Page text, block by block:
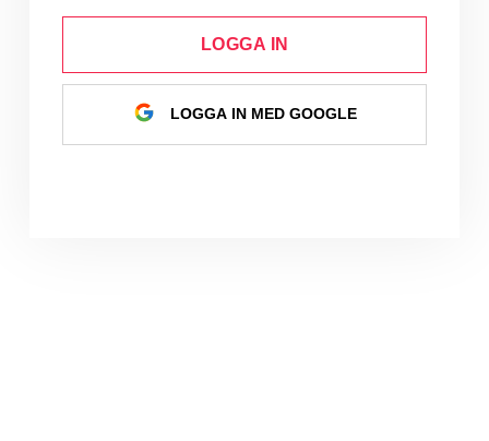
LOGGA IN
LOGGA IN MED GOOGLE